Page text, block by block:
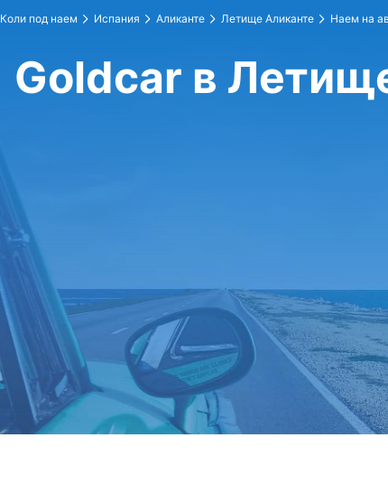
Коли под наем Испания Аликанте Летище Аликанте Наем на
Goldcar в